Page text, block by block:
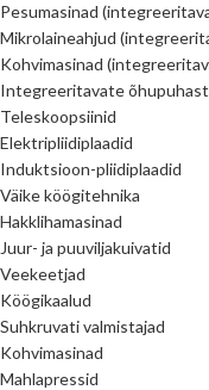
Pesumasinad
Mikrolaineahjud
Kohvimasinad
Integreeritavate
Teleskoopsiinid
Elektripliidiplaadid
Induktsioon-pliidiplaadid
Väike köögitehnika
Hakklihamasinad
Juur- ja puuviljakuivatid
Veekeetjad
Köögikaalud
Suhkruvati valmistajad
Kohvimasinad
Mahlapressid